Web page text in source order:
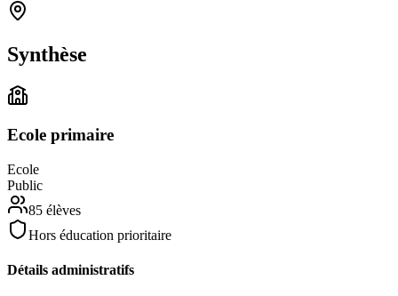
Synthèse
Ecole primaire
Ecole
Public
85 élèves
Hors éducation prioritaire
Détails administratifs